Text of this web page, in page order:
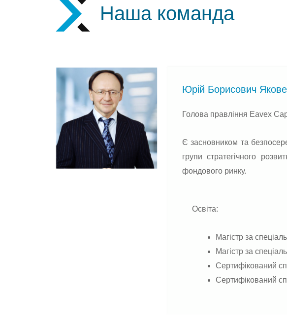
Наша команда
Юрій Борисович
Голова правління Eavex
Є засновником та
групи стратегічного
фондового ринку.
Освіта:
Магістр за
Магістр за
Сертифікований
Сертифікований